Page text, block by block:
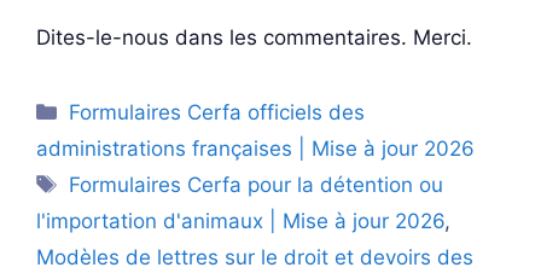
Dites-le-nous dans les commentaires. Merci.
Catégories
Formulaires Cerfa officiels des
administrations françaises | Mise à jour 2026
Étiquettes
Formulaires Cerfa pour la détention ou
l'importation d'animaux | Mise à jour 2026,
Modèles de lettres sur le droit et devoirs des